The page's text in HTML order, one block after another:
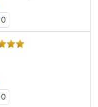
0
0